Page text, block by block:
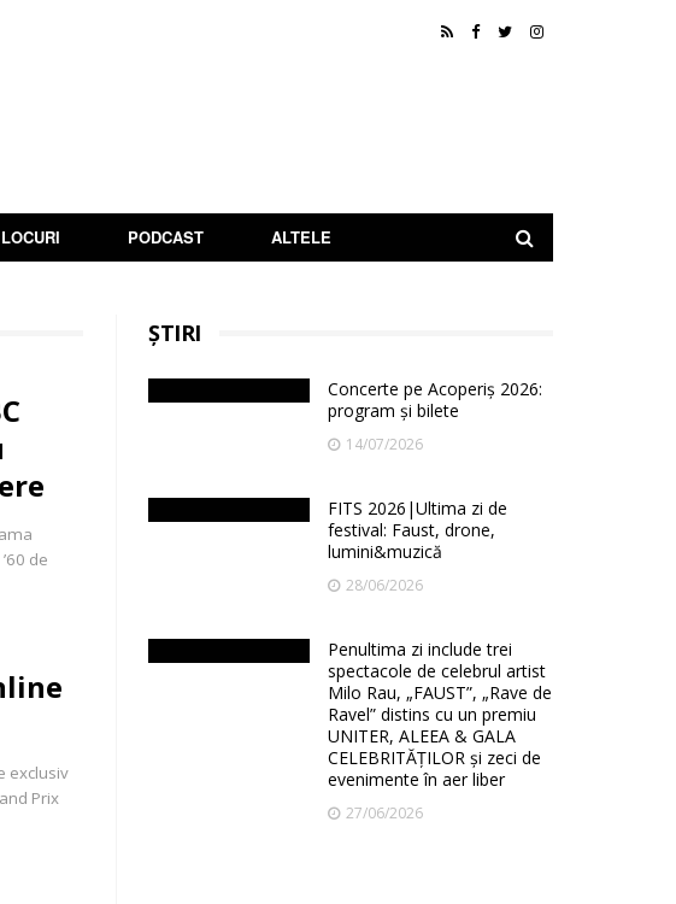
PODCAST ALTELE
de
exclusiv
Prix
ȘTIRI
Concerte pe Acoperiș 2026:
program și bilete
14/07/2026
FITS 2026|Ultima zi de
festival: Faust, drone,
lumini&muzică
28/06/2026
Penultima zi include trei
spectacole de celebrul artist
Milo Rau, „FAUST”, „Rave de
Ravel” distins cu un premiu
UNITER, ALEEA & GALA
CELEBRITĂȚILOR și zeci de
evenimente în aer liber
27/06/2026